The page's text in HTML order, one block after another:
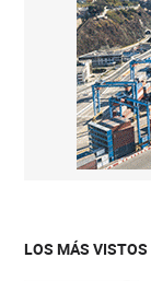
LOS MÁS VISTOS